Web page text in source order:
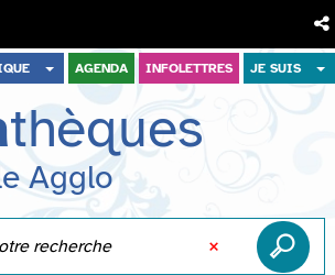
AGENDA INFOLETTRES JE SUIS
thèques
Agglo